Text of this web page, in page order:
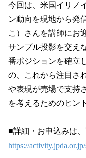
今回は、米国イリノ
ン動向を現地から発
こ）さんを講師にお
サンプル投影を交え
番ポジションを確立
の、これから注目さ
や表現が売場で支持
を考えるためのヒン
■詳細・お申込みは、
https://